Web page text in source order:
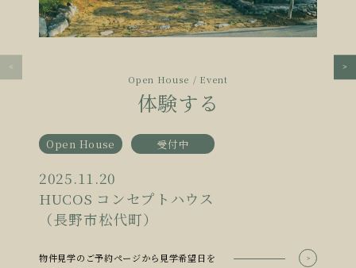
Open House / Event
体験する
Open House 受付中
2025.11.20
HUCOS コンセプトハウス
（長野市松代町）
物件見学のご予約ページから見学希望日を